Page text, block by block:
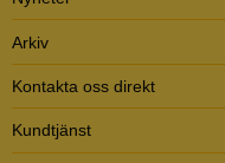
Arkiv
Kontakta oss direkt
Kundtjänst